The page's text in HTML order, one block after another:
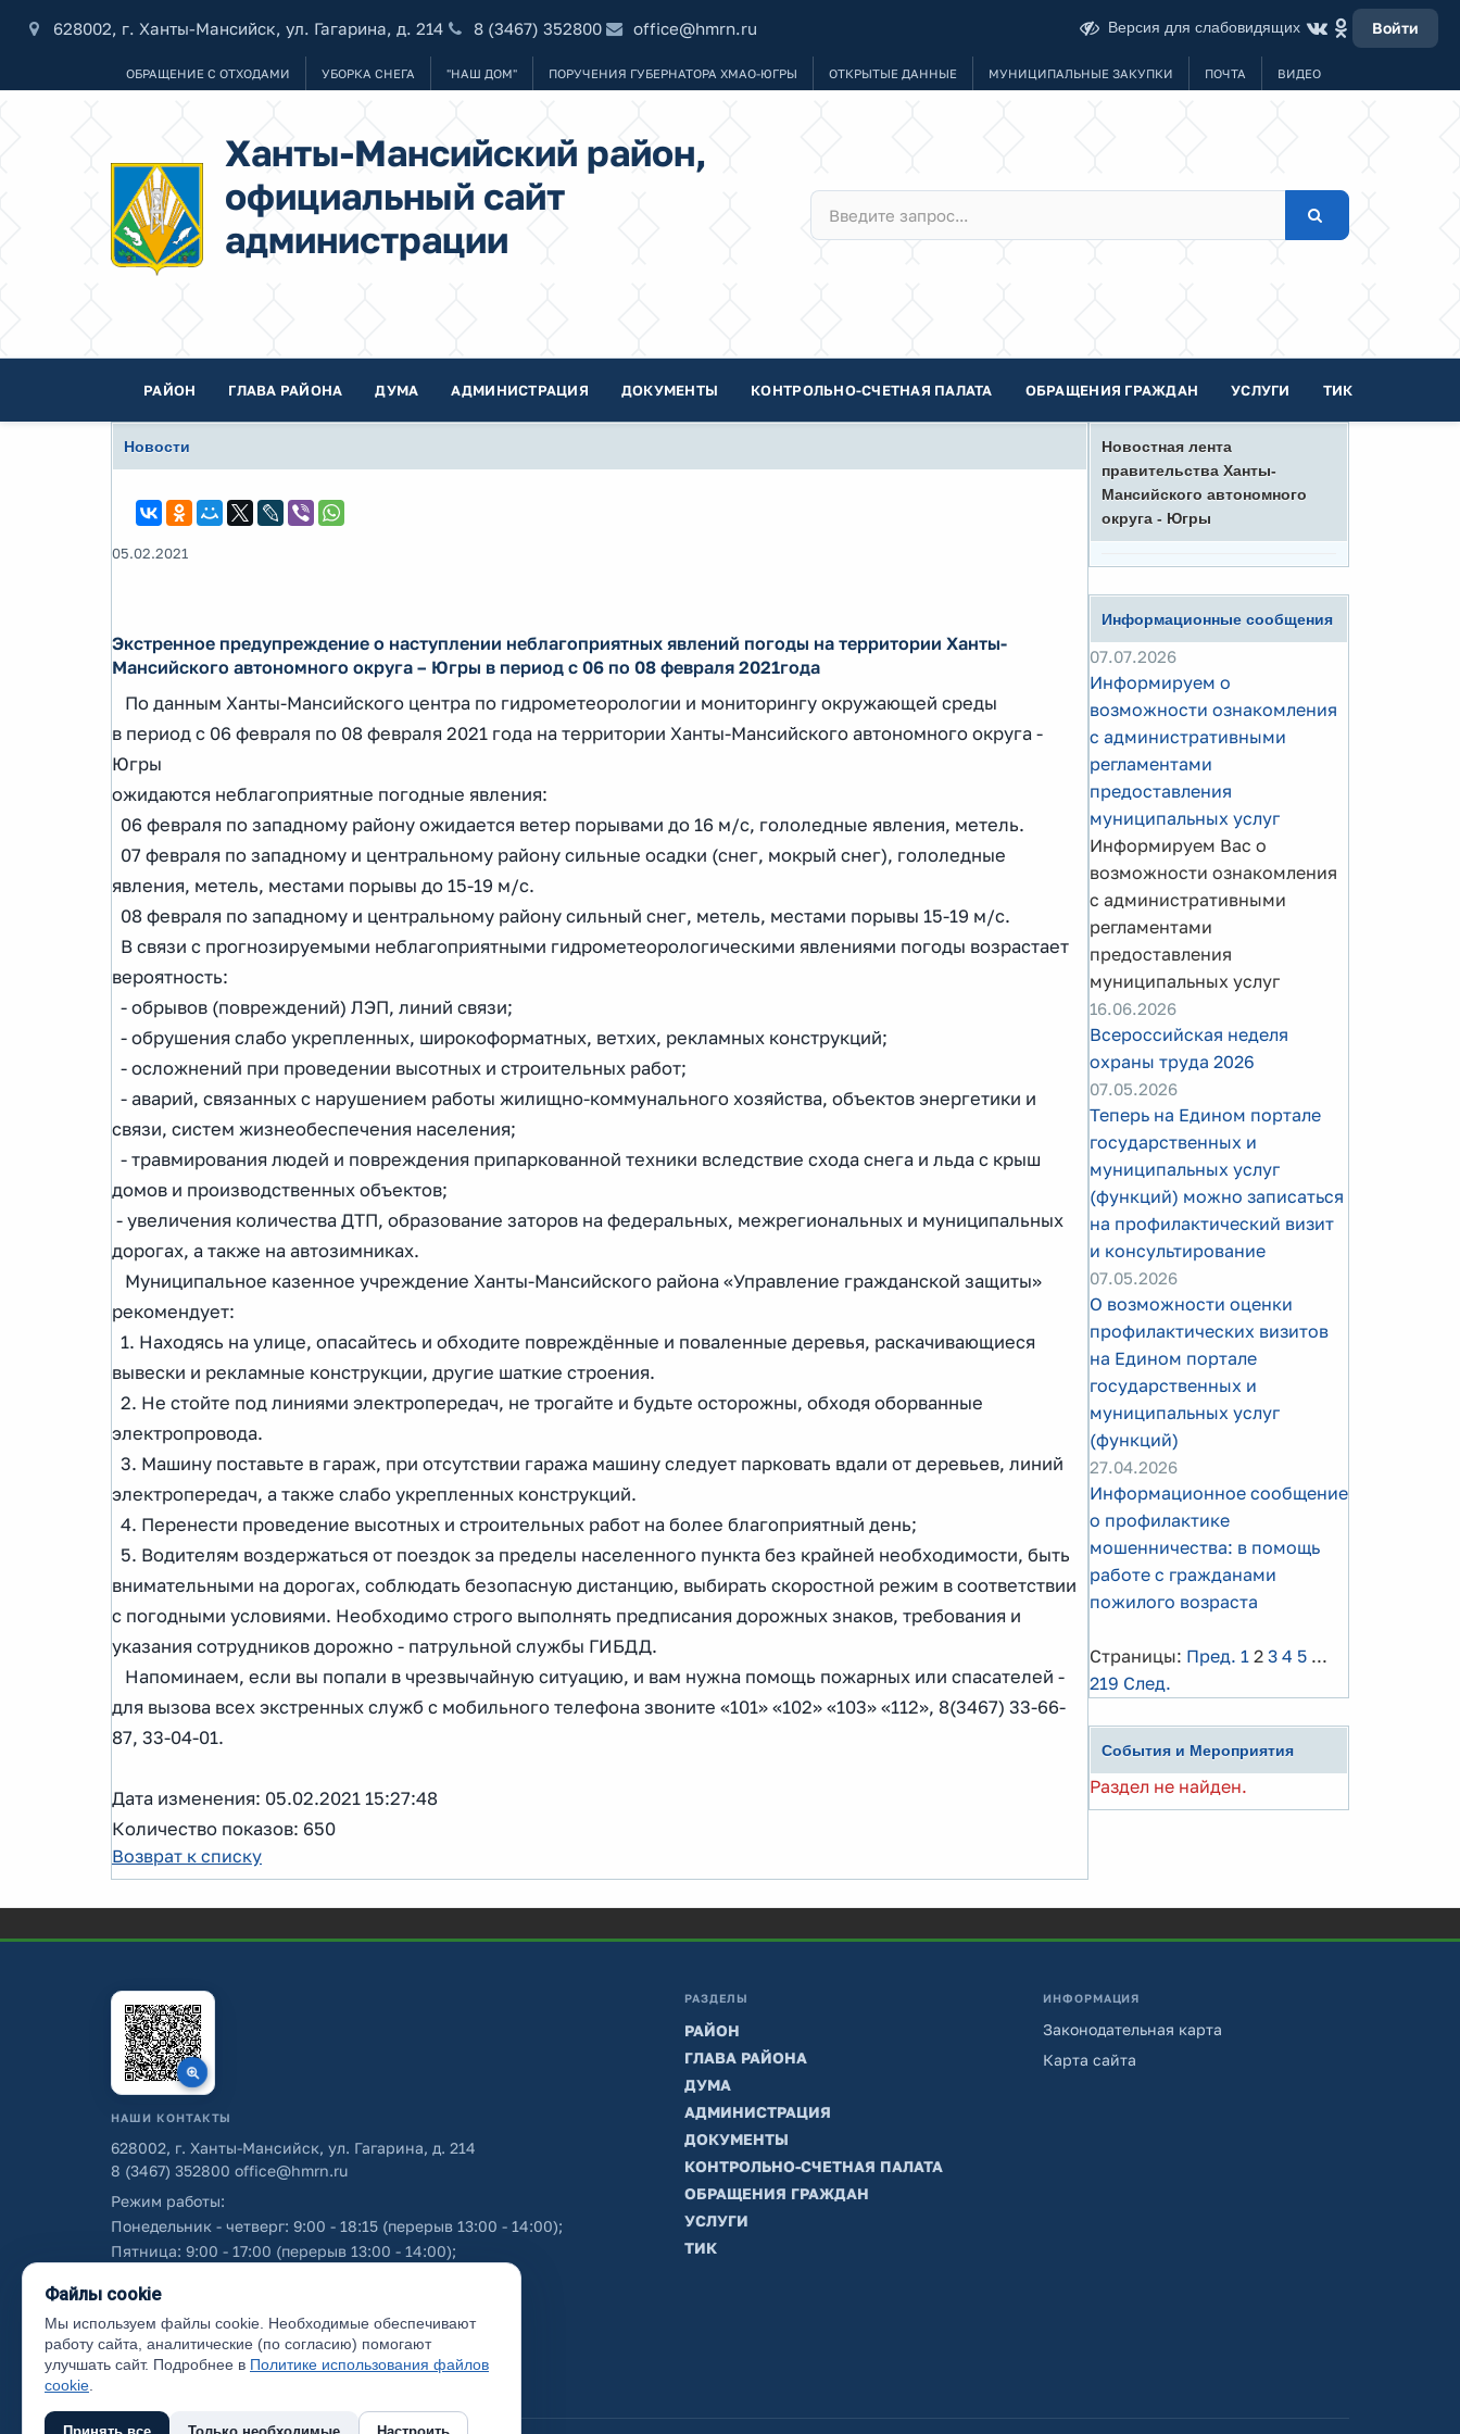
628002, г. Ханты-Мансийск, ул. Гагарина, д. 214 8 (3467) 352800 office@hmrn.ru Версия для слабовидящих Войти
ОБРАЩЕНИЕ С ОТХОДАМИ УБОРКА СНЕГА "НАШ ДОМ" ПОРУЧЕНИЯ ГУБЕРНАТОРА ХМАО-ЮГРЫ ОТКРЫТЫЕ ДАННЫЕ МУНИЦИПАЛЬНЫЕ ЗАКУПКИ ПОЧТА ВИДЕО
Ханты-Мансийский район,
официальный сайт
администрации
РАЙОН ГЛАВА РАЙОНА ДУМА АДМИНИСТРАЦИЯ ДОКУМЕНТЫ КОНТРОЛЬНО-СЧЕТНАЯ ПАЛАТА ОБРАЩЕНИЯ ГРАЖДАН УСЛУГИ ТИК
Новости
05.02.2021
Экстренное предупреждение о наступлении неблагоприятных явлений погоды на территории Ханты-
Мансийского автономного округа – Югры в период с 06 по 08 февраля 2021года
По данным Ханты-Мансийского центра по гидрометеорологии и мониторингу окружающей среды
в период с 06 февраля по 08 февраля 2021 года на территории Ханты-Мансийского автономного округа -
Югры
ожидаются неблагоприятные погодные явления:
06 февраля по западному району ожидается ветер порывами до 16 м/с, гололедные явления, метель.
07 февраля по западному и центральному району сильные осадки (снег, мокрый снег), гололедные
явления, метель, местами порывы до 15-19 м/с.
08 февраля по западному и центральному району сильный снег, метель, местами порывы 15-19 м/с.
В связи с прогнозируемыми неблагоприятными гидрометеорологическими явлениями погоды возрастает
вероятность:
- обрывов (повреждений) ЛЭП, линий связи;
- обрушения слабо укрепленных, широкоформатных, ветхих, рекламных конструкций;
- осложнений при проведении высотных и строительных работ;
- аварий, связанных с нарушением работы жилищно-коммунального хозяйства, объектов энергетики и
связи, систем жизнеобеспечения населения;
- травмирования людей и повреждения припаркованной техники вследствие схода снега и льда с крыш
домов и производственных объектов;
- увеличения количества ДТП, образование заторов на федеральных, межрегиональных и муниципальных
дорогах, а также на автозимниках.
Муниципальное казенное учреждение Ханты-Мансийского района «Управление гражданской защиты»
рекомендует:
1. Находясь на улице, опасайтесь и обходите повреждённые и поваленные деревья, раскачивающиеся
вывески и рекламные конструкции, другие шаткие строения.
2. Не стойте под линиями электропередач, не трогайте и будьте осторожны, обходя оборванные
электропровода.
3. Машину поставьте в гараж, при отсутствии гаража машину следует парковать вдали от деревьев, линий
электропередач, а также слабо укрепленных конструкций.
4. Перенести проведение высотных и строительных работ на более благоприятный день;
5. Водителям воздержаться от поездок за пределы населенного пункта без крайней необходимости, быть
внимательными на дорогах, соблюдать безопасную дистанцию, выбирать скоростной режим в соответствии
с погодными условиями. Необходимо строго выполнять предписания дорожных знаков, требования и
указания сотрудников дорожно - патрульной службы ГИБДД.
Напоминаем, если вы попали в чрезвычайную ситуацию, и вам нужна помощь пожарных или спасателей -
для вызова всех экстренных служб с мобильного телефона звоните «101» «102» «103» «112», 8(3467) 33-66-
87, 33-04-01.
Дата изменения: 05.02.2021 15:27:48
Количество показов: 650
Возврат к списку
Новостная лента
правительства Ханты-
Мансийского автономного
округа - Югры
Информационные сообщения
07.07.2026
Информируем о
возможности ознакомления
с административными
регламентами
предоставления
муниципальных услуг
Информируем Вас о
возможности ознакомления
с административными
регламентами
предоставления
муниципальных услуг
16.06.2026
Всероссийская неделя
охраны труда 2026
07.05.2026
Теперь на Едином портале
государственных и
муниципальных услуг
(функций) можно записаться
на профилактический визит
и консультирование
07.05.2026
О возможности оценки
профилактических визитов
на Едином портале
государственных и
муниципальных услуг
(функций)
27.04.2026
Информационное сообщение
о профилактике
мошенничества: в помощь
работе с гражданами
пожилого возраста
Страницы: Пред. 1 2 3 4 5 ...
219 След.
События и Мероприятия
Раздел не найден.
НАШИ КОНТАКТЫ
628002, г. Ханты-Мансийск, ул. Гагарина, д. 214
8 (3467) 352800 office@hmrn.ru
Режим работы:
Понедельник - четверг: 9:00 - 18:15 (перерыв 13:00 - 14:00);
Пятница: 9:00 - 17:00 (перерыв 13:00 - 14:00);
Об использовании персональных данных
РАЗДЕЛЫ
РАЙОН
ГЛАВА РАЙОНА
ДУМА
АДМИНИСТРАЦИЯ
ДОКУМЕНТЫ
КОНТРОЛЬНО-СЧЕТНАЯ ПАЛАТА
ОБРАЩЕНИЯ ГРАЖДАН
УСЛУГИ
ТИК
ИНФОРМАЦИЯ
Законодательная карта
Карта сайта
Файлы cookie
Мы используем файлы cookie. Необходимые обеспечивают
работу сайта, аналитические (по согласию) помогают
улучшать сайт. Подробнее в Политике использования файлов
cookie